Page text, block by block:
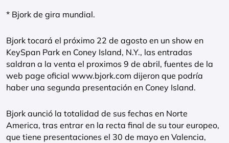
* Bjork de gira mundial.
Bjork tocará el próximo 22 de agosto en un show en
KeySpan Park en Coney Island, N.Y., las entradas
saldran a la venta el proximos 9 de abril, fuentes de la
web page oficial www.bjork.com dijeron que podría
haber una segunda presentación en Coney Island.
Bjork aunció la totalidad de sus fechas en Norte
America, tras entrar en la recta final de su tour europeo,
que tiene presentaciones el 30 de mayo en Valencia,